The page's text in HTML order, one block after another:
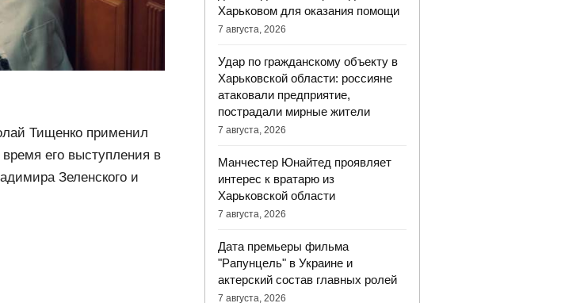
Тищенко применил
его выступления в
Зеленского и
Харьковом для оказания помощи
7 августа, 2026
Удар по гражданскому объекту в
Харьковской области: россияне
атаковали предприятие,
пострадали мирные жители
7 августа, 2026
Манчестер Юнайтед проявляет
интерес к вратарю из
Харьковской области
7 августа, 2026
Дата премьеры фильма
"Рапунцель" в Украине и
актерский состав главных ролей
7 августа, 2026